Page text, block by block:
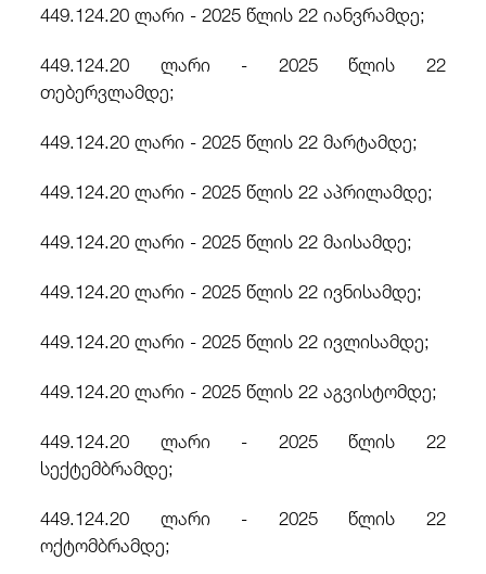
449.124.20 ლარი - 2025 წლის 22 იანვრამდე;
449.124.20 ლარი - 2025 წლის 22
თებერვლამდე;
449.124.20 ლარი - 2025 წლის 22 მარტამდე;
449.124.20 ლარი - 2025 წლის 22 აპრილამდე;
449.124.20 ლარი - 2025 წლის 22 მაისამდე;
449.124.20 ლარი - 2025 წლის 22 ივნისამდე;
449.124.20 ლარი - 2025 წლის 22 ივლისამდე;
449.124.20 ლარი - 2025 წლის 22 აგვისტომდე;
449.124.20 ლარი - 2025 წლის 22
სექტემბრამდე;
449.124.20 ლარი - 2025 წლის 22
ოქტომბრამდე;